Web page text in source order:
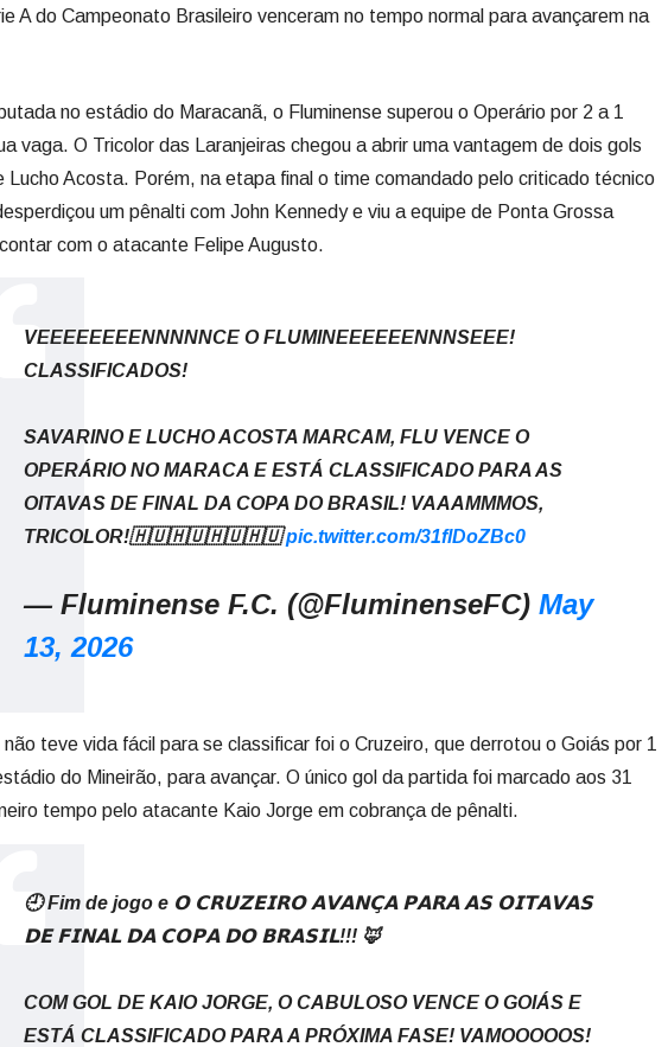
A do Campeonato Brasileiro venceram no tempo normal para avançarem na
no estádio do Maracanã, o Fluminense superou o Operário por 2 a 1
vaga. O Tricolor das Laranjeiras chegou a abrir uma vantagem de dois gols
Lucho Acosta. Porém, na etapa final o time comandado pelo criticado técnico
um pênalti com John Kennedy e viu a equipe de Ponta Grossa
com o atacante Felipe Augusto.
VEEEEEEEENNNNNCE O FLUMINEEEEEENNNSEEE!
CLASSIFICADOS!
SAVARINO E LUCHO ACOSTA MARCAM, FLU VENCE O
OPERÁRIO NO MARACA E ESTÁ CLASSIFICADO PARA AS
OITAVAS DE FINAL DA COPA DO BRASIL! VAAAMMMOS,
TRICOLOR!🇭🇺🇭🇺🇭🇺🇭🇺pic.twitter.com/31flDoZBc0
— Fluminense F.C. (@FluminenseFC) May
13, 2026
teve vida fácil para se classificar foi o Cruzeiro, que derrotou o Goiás por 1
do Mineirão, para avançar. O único gol da partida foi marcado aos 31
tempo pelo atacante Kaio Jorge em cobrança de pênalti.
🕘 Fim de jogo e 𝗢 𝗖𝗥𝗨𝗭𝗘𝗜𝗥𝗢 𝗔𝗩𝗔𝗡𝗖̧𝗔 𝗣𝗔𝗥𝗔 𝗔𝗦 𝗢𝗜𝗧𝗔𝗩𝗔𝗦
𝗗𝗘 𝗙𝗜𝗡𝗔𝗟 𝗗𝗔 𝗖𝗢𝗣𝗔 𝗗𝗢 𝗕𝗥𝗔𝗦𝗜𝗟!!! 🦊
COM GOL DE KAIO JORGE, O CABULOSO VENCE O GOIÁS E
ESTÁ CLASSIFICADO PARA A PRÓXIMA FASE! VAMOOOOOS!